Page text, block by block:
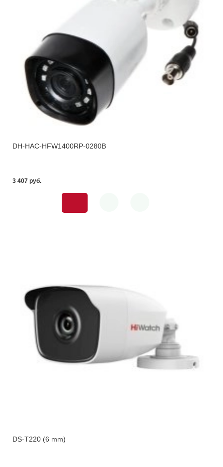
DH-HAC-HFW1400RP-0280B
3 407 pуб.
DS-T220 (6 mm)